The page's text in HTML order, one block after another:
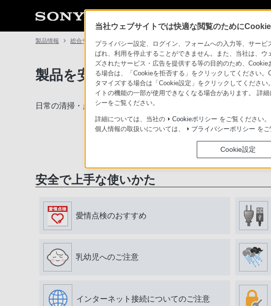
製品情報 総合サポート・お問い合わせ
製品を安全に、安心してご使用いた
日常の清掃・点検が大切です。安全のため取扱説明書をよく読みま
安全で上手な使いかた
愛情点検のおすすめ
乳幼児へのご注意
インターネット接続についてのご注意
当社ウェブサイトでは快適な閲覧のためにCookie
プライバシー設定、ログイン、フォームへの入力等、サー
ばれ、利用を停止することができません。また、当社は、
ズされたサービス・広告を提供する等の目的のため、
る場合は、「Cookieを拒否する」をクリックしてください
タマイズする場合は「Cookie設定」をクリックしてくださ
イトの機能の一部が使用できなくなる場合があります。 詳
シーをご覧ください。
詳細については、当社の Cookieポリシー をご覧ください。
個人情報の取扱いについては、
プライバシーポリシー をご
Cookie設定